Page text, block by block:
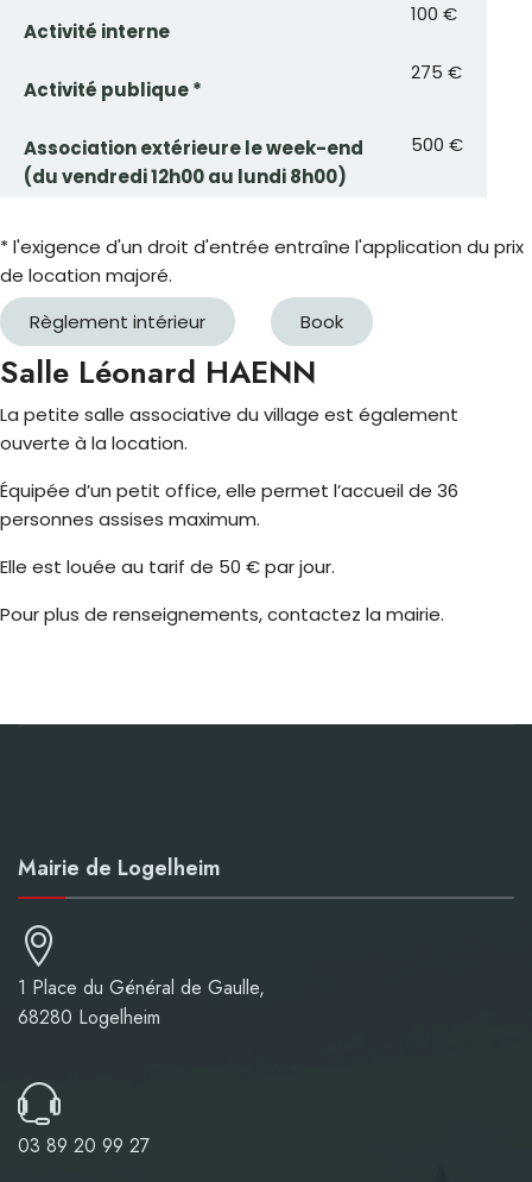
Activité interne
100 €
Activité publique *
275 €
Association extérieure le week-end
(du vendredi 12h00 au lundi 8h00)
500 €
* l'exigence d'un droit d'entrée entraîne l'application du prix
de location majoré.
Règlement intérieur
Book
Salle Léonard HAENN
La petite salle associative du village est également
ouverte à la location.
Équipée d’un petit office, elle permet l’accueil de 36
personnes assises maximum.
Elle est louée au tarif de 50 € par jour.
Pour plus de renseignements, contactez la mairie.
Mairie de Logelheim
1 Place du Général de Gaulle,
68280 Logelheim
03 89 20 99 27